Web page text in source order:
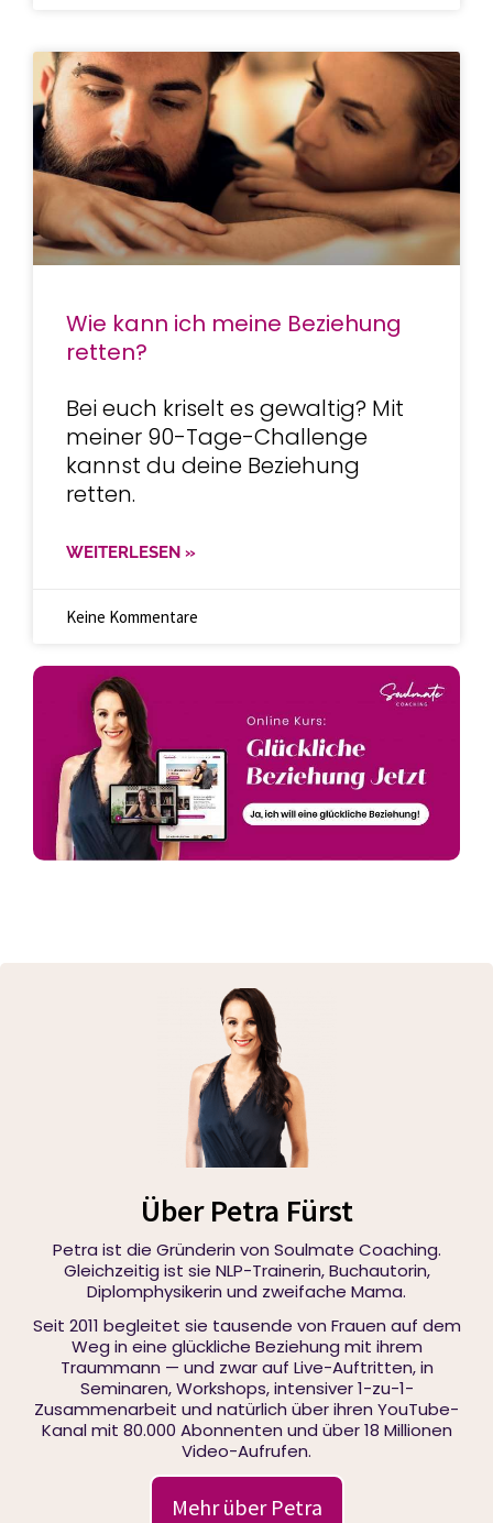
Wie kann ich meine Beziehung
retten?
Bei euch kriselt es gewaltig? Mit
meiner 90-Tage-Challenge
kannst du deine Beziehung
retten.
WEITERLESEN »
Keine Kommentare
Über Petra Fürst
Petra ist die Gründerin von Soulmate Coaching.
Gleichzeitig ist sie NLP-Trainerin, Buchautorin,
Diplomphysikerin und zweifache Mama.
Seit 2011 begleitet sie tausende von Frauen auf dem
Weg in eine glückliche Beziehung mit ihrem
Traummann — und zwar auf Live-Auftritten, in
Seminaren, Workshops, intensiver 1-zu-1-
Zusammenarbeit und natürlich über ihren YouTube-
Kanal mit 80.000 Abonnenten und über 18 Millionen
Video-Aufrufen.
Mehr über Petra